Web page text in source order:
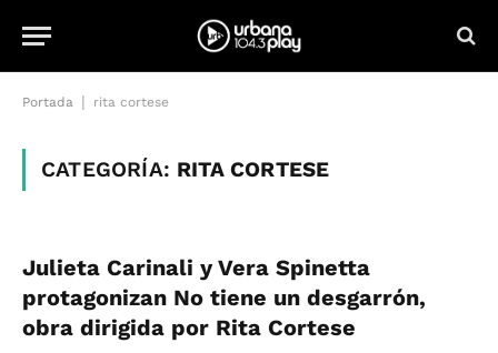
Portada rita cortese
CATEGORÍA: RITA CORTESE
Julieta Carinali y Vera Spinetta
protagonizan No tiene un desgarrón,
obra dirigida por Rita Cortese